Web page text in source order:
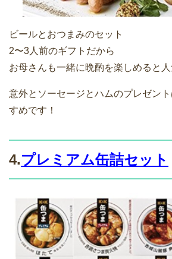
ビールとおつまみのセット
2〜3人前のギフトだから
お母さんも一緒に晩酌を楽しめると人
意外とソーセージとハムのプレゼン
すめです！
4.プレミアム缶詰セット